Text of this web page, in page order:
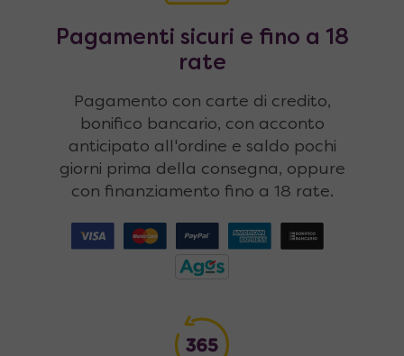
Pagamenti sicuri e fino a 18
rate
Pagamento con carte di credito,
bonifico bancario, con acconto
anticipato all'ordine e saldo pochi
giorni prima della consegna, oppure
con finanziamento fino a 18 rate.